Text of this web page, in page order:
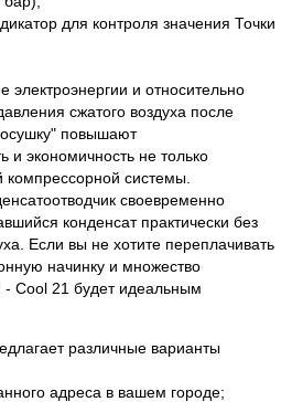
для контроля значения Точки
электроэнергии и относительно
сжатого воздуха после
повышают
и экономичность не только
системы.
своевременно
конденсат практически без
Если вы не хотите переплачивать
начинку и множество
Cool 21 будет идеальным
различные варианты
адреса в вашем городе;